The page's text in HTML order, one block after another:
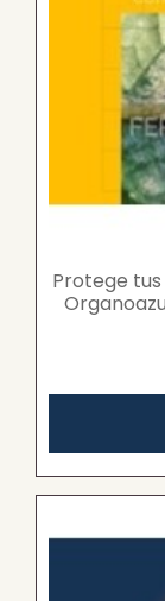
Protege tus